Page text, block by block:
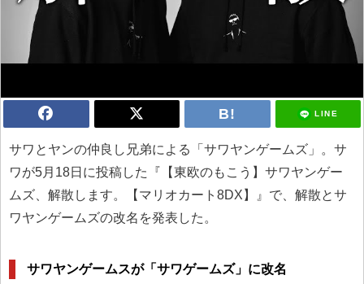
LINE
サワとヤンの仲良し兄弟による「サワヤンゲームズ」。サ
ワが5月18日に投稿した『【東欧のもこう】サワヤンゲー
ムズ、解散します。【マリオカート8DX】』で、解散とサ
ワヤンゲームズの改名を発表した。
サワヤンゲームスが「サワゲームズ」に改名